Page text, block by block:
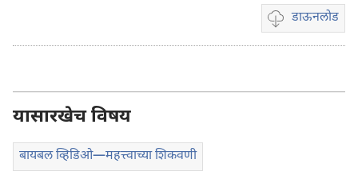
डाऊनलोड
व्हिडिओ
रेकॉर्डिंग
यासारखेच विषय
बायबल व्हिडिओ—महत्त्वाच्या शिकवणी